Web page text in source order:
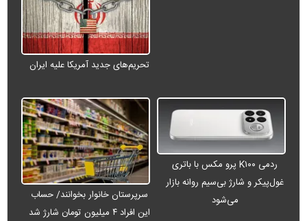
تحریم‌های جدید آمریکا علیه ایران
ردمی K۱۰۰ پرو مکس با باتری
غول‌پیکر و شارژ بی‌سیم روانه بازار
می‌شود
سرپرستان خانوار بخوانند/ حساب
این افراد ۴ میلیون تومان شارژ شد